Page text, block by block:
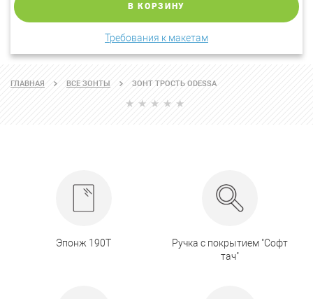
В КОРЗИНУ
Требования к макетам
ГЛАВНАЯ ВСЕ ЗОНТЫ ЗОНТ ТРОСТЬ ODESSA
Эпонж 190Т
Ручка с покрытием "Софт
тач"